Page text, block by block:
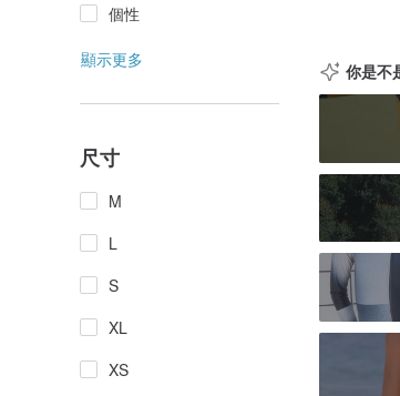
個性
顯示更多
尺寸
M
L
S
XL
XS
你是不